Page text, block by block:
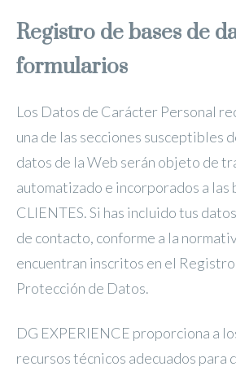
Registro de bases de
formularios
Los Datos de Carácter Personal
una de las secciones susceptibles
datos de la Web serán objeto de
automatizado e incorporados a las
CLIENTES. Si has incluido tus
de contacto, conforme a la
encuentran inscritos en el
Protección de Datos.
DG EXPERIENCE proporciona a
recursos técnicos adecuados para